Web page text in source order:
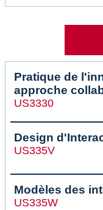
Pratique de
approche
US3330
Design
US335V
Modèles des
US335W